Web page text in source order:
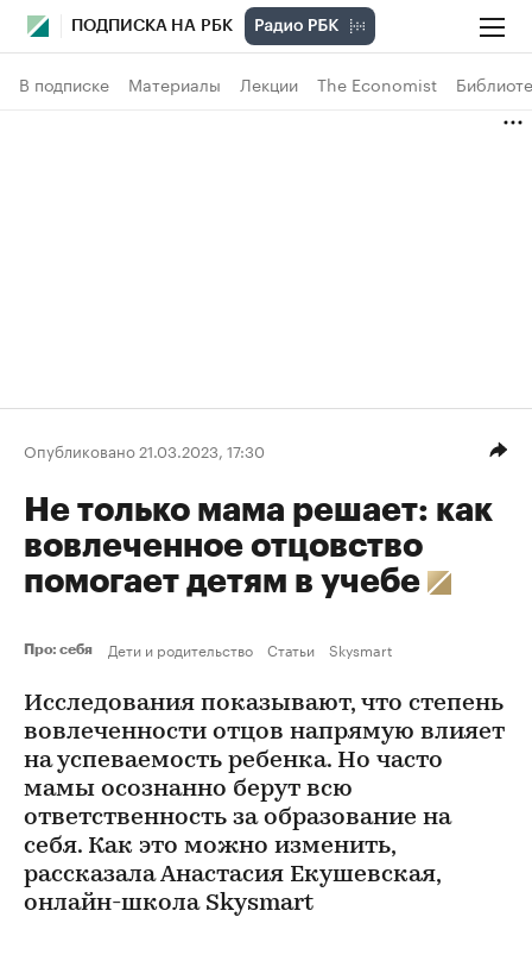
ПОДПИСКА НА РБК
В подписке Материалы Лекции The Economist
Опубликовано 21.03.2023, 17:30
Не только мама решает: как
вовлеченное отцовство
помогает детям в учебе
Про: себя Дети и родительство Статьи Skysmart
Исследования показывают, что степень
вовлеченности отцов напрямую влияет
на успеваемость ребенка. Но часто
мамы осознанно берут всю
ответственность за образование на
себя. Как это можно изменить,
рассказала Анастасия Екушевская,
онлайн-школа Skysmart